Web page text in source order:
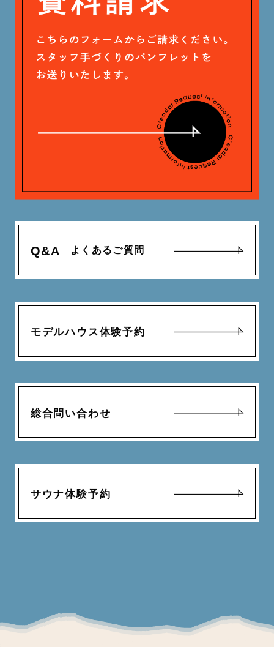
木村 珠梨音 (101)
石川 滉大 (66)
神定 龍杜 (13)
Q&A よくあるご質問
モデルハウス体験予約
総合問い合わせ
サウナ体験予約